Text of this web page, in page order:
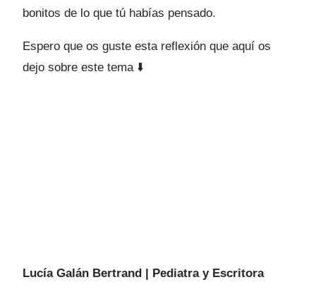
bonitos de lo que tú habías pensado.
Espero que os guste esta reflexión que aquí os
dejo sobre este tema ⬇️
Lucía Galán Bertrand | Pediatra y Escritora